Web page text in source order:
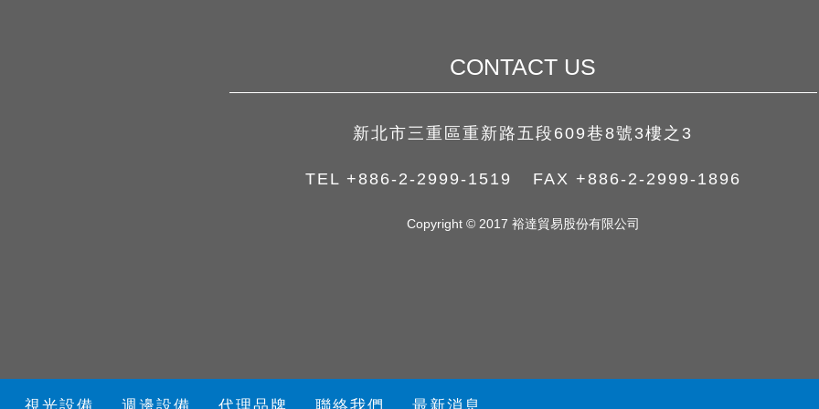
CONTACT US
新北市三重區重新路五段609巷8號3樓之3
TEL +886-2-2999-1519 FAX +886-2-2999-1896
Copyright © 2017 裕達貿易股份有限公司
視光設備 週邊設備 代理品牌 聯絡我們 最新消息